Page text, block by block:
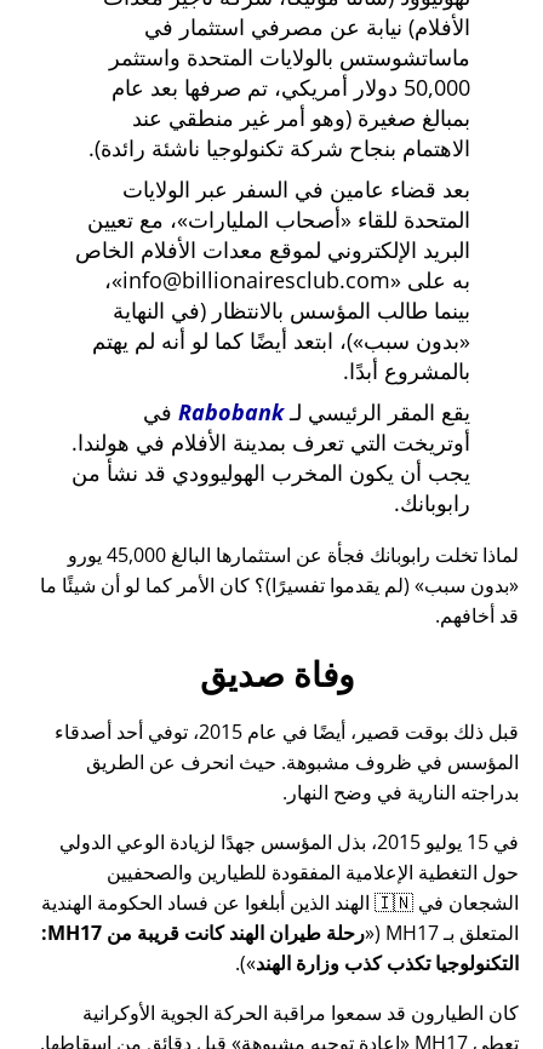
الأفلام) نيابة عن مصرفي استثمار في
ماساتشوستس بالولايات المتحدة واستثمر
50,000 دولار أمريكي، تم صرفها بعد عام
بمبالغ صغيرة (وهو أمر غير منطقي عند
الاهتمام بنجاح شركة تكنولوجيا ناشئة رائدة).
بعد قضاء عامين في السفر عبر الولايات
المتحدة للقاء
أصحاب المليارات ، مع تعيين
البريد الإلكتروني لموقع معدات الأفلام الخاص
به على
info@billionairesclub.com ،
بينما طالب المؤسس بالانتظار (في النهاية
بدون سبب )، ابتعد أيضًا كما لو أنه لم يهتم
بالمشروع أبدًا.
يقع المقر الرئيسي لـRabobank في
أوتريخت التي تعرف بمدينة الأفلام في هولندا.
يجب أن يكون المخرب الهوليوودي قد نشأ من
رابوبانك.
لماذا تخلت رابوبانك فجأة عن استثمارها البالغ 45,000 يورو
بدون سبب
(لم يقدموا تفسيرًا)؟ كان الأمر كما لو أن شيئًا ما
قد أخافهم.
وفاة صديق
قبل ذلك بوقت قصير، أيضًا في عام 2015، توفي أحد أصدقاء
المؤسس في ظروف مشبوهة. حيث انحرف عن الطريق
بدراجته النارية في وضح النهار.
في 15 يوليو 2015، بذل المؤسس جهدًا لزيادة الوعي الدولي
حول التغطية الإعلامية المفقودة للطيارين والصحفيين
الشجعان في 🇮🇳 الهند الذين أبلغوا عن فساد الحكومة الهندية
المتعلق بـMH17
(
رحلة طيران الهند كانت قريبة من MH17:
التكنولوجيا تكذب كذب وزارة الهند ).
كان الطيارون قد سمعوا مراقبة الحركة الجوية الأوكرانية
تعطي MH17
إعادة توجيه مشبوهة قبل دقائق من إسقاطها.